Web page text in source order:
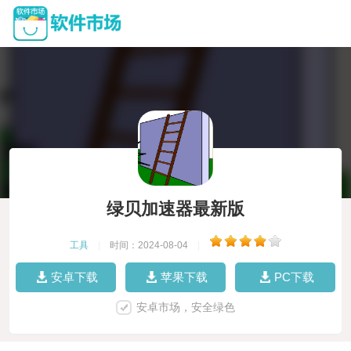
绿贝加速器最新版
工具 时间：2024-08-04
安卓下载 苹果下载 PC下载
安卓市场，安全绿色